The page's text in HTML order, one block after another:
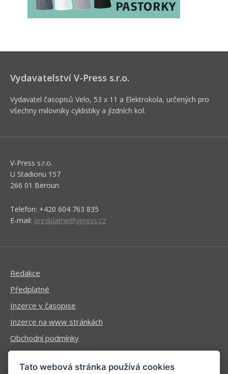
Vydavatelství V-Press s.r.o.
Vydavatel časopisů Velo, 53 x 11 a Elektrokola, určených pro
všechny milovníky cyklistiky a jízdních kol.
V-Press s.r.o.
U Stadionu 157
266 01 Beroun
Telefon: +420 604 763 835
E-mail: predplatne@vpress.cz
Redakce
Předplatné
Inzerce v časopise
Inzerce na www stránkách
Obchodní podmínky
Ochrana osobních údajů
Tato webová stránka používá cookies